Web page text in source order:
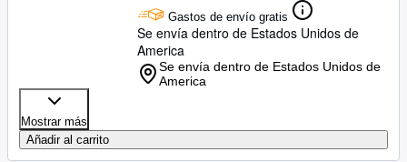
Gastos de envío gratis
Se envía dentro de Estados Unidos de
America
Se envía dentro de Estados Unidos de
America
Mostrar más
Añadir al carrito